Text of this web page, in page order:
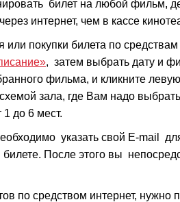
билет на любой фильм,
интернет, чем в кассе
или покупки билета по
, затем выбрать дату и
фильма, и кликните
зала, где Вам надо
до 6 мест.
указать свой E-mail
После этого вы
по средством интернет, нужно